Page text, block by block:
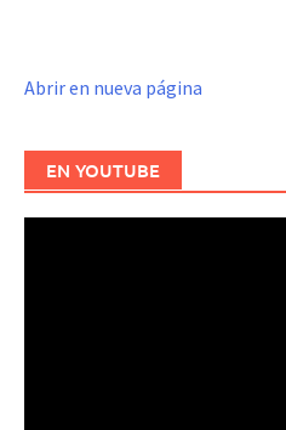
Abrir en nueva página
EN YOUTUBE